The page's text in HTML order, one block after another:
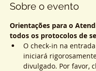
Sobre o evento
Orientações para o
todos os protocolos de
O check-in na entrada
iniciará
divulgado. Por favor,